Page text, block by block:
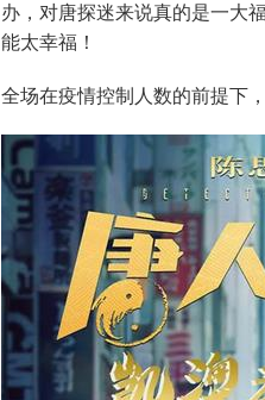
办，对唐探迷来说真的是一大
能太幸福！
全场在疫情控制人数的前提下